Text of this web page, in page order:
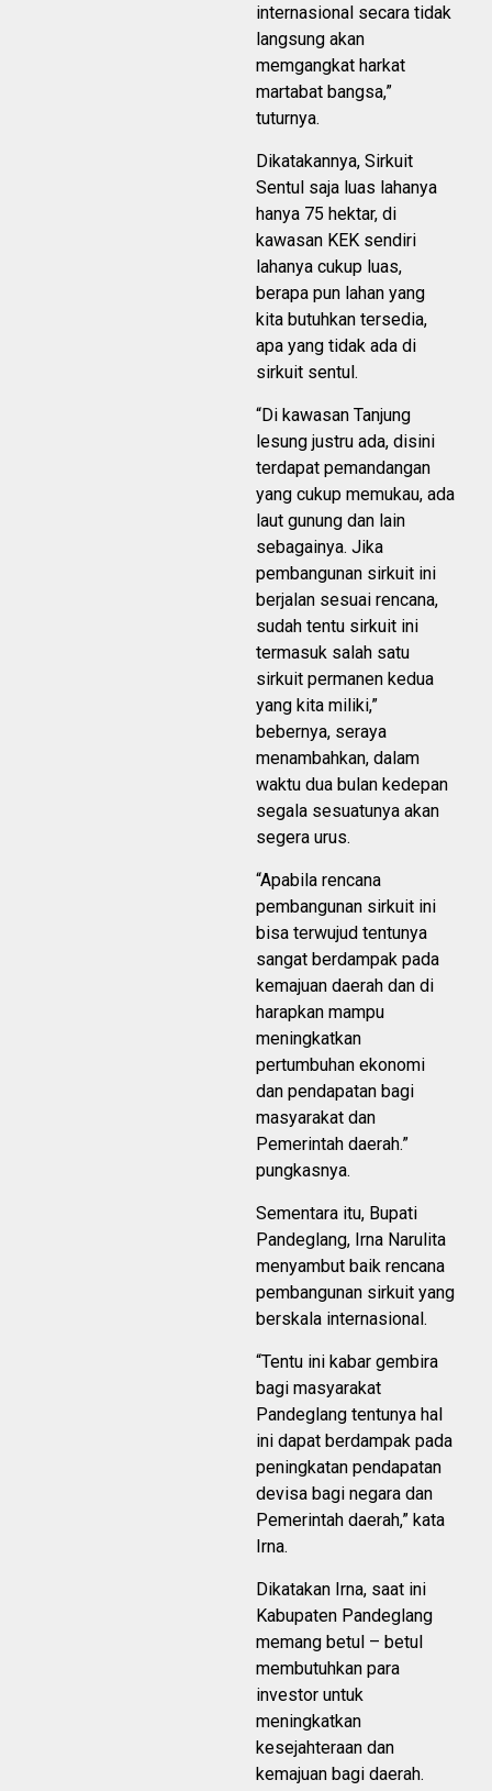
internasional secara tidak
langsung akan
memgangkat harkat
martabat bangsa,”
tuturnya.
Dikatakannya, Sirkuit
Sentul saja luas lahanya
hanya 75 hektar, di
kawasan KEK sendiri
lahanya cukup luas,
berapa pun lahan yang
kita butuhkan tersedia,
apa yang tidak ada di
sirkuit sentul.
“Di kawasan Tanjung
lesung justru ada, disini
terdapat pemandangan
yang cukup memukau, ada
laut gunung dan lain
sebagainya. Jika
pembangunan sirkuit ini
berjalan sesuai rencana,
sudah tentu sirkuit ini
termasuk salah satu
sirkuit permanen kedua
yang kita miliki,”
bebernya, seraya
menambahkan, dalam
waktu dua bulan kedepan
segala sesuatunya akan
segera urus.
“Apabila rencana
pembangunan sirkuit ini
bisa terwujud tentunya
sangat berdampak pada
kemajuan daerah dan di
harapkan mampu
meningkatkan
pertumbuhan ekonomi
dan pendapatan bagi
masyarakat dan
Pemerintah daerah.”
pungkasnya.
Sementara itu, Bupati
Pandeglang, Irna Narulita
menyambut baik rencana
pembangunan sirkuit yang
berskala internasional.
“Tentu ini kabar gembira
bagi masyarakat
Pandeglang tentunya hal
ini dapat berdampak pada
peningkatan pendapatan
devisa bagi negara dan
Pemerintah daerah,” kata
Irna.
Dikatakan Irna, saat ini
Kabupaten Pandeglang
memang betul – betul
membutuhkan para
investor untuk
meningkatkan
kesejahteraan dan
kemajuan bagi daerah.